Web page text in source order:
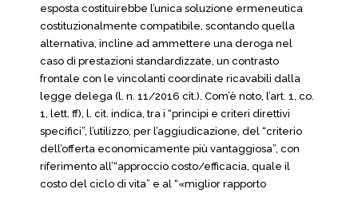
esposta costituirebbe l’unica soluzione ermeneutica
costituzionalmente compatibile, scontando quella
alternativa, incline ad ammettere una deroga nel
caso di prestazioni standardizzate, un contrasto
frontale con le vincolanti coordinate ricavabili dalla
legge delega (l. n. 11/2016 cit.). Com’è noto, l’art. 1, co.
1, lett. ff), l. cit. indica, tra i “principi e criteri direttivi
specifici”, l’utilizzo, per l’aggiudicazione, del “criterio
dell’offerta economicamente più vantaggiosa”, con
riferimento all’“approccio costo/efficacia, quale il
costo del ciclo di vita” e al “«miglior rapporto